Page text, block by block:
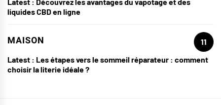
liquides CBD en ligne
MAISON
11
Latest : Les étapes vers le sommeil réparateur : comment
choisir la literie idéale ?